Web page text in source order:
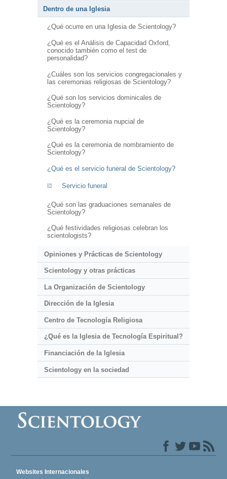
Dentro de una Iglesia
¿Qué ocurre en una Iglesia de Scientology?
¿Qué es el Análisis de Capacidad Oxford,
conocido también como el test de
personalidad?
¿Cuáles son los servicios congregacionales y
las ceremonias religiosas de Scientology?
¿Qué son los servicios dominicales de
Scientology?
¿Qué es la ceremonia nupcial de
Scientology?
¿Qué es la ceremonia de nombramiento de
Scientology?
¿Qué es el servicio funeral de Scientology?
Servicio funeral
¿Qué son las graduaciones semanales de
Scientology?
¿Qué festividades religiosas celebran los
scientologists?
Opiniones y Prácticas de Scientology
Scientology y otras prácticas
La Organización de Scientology
Dirección de la Iglesia
Centro de Tecnología Religiosa
¿Qué es la Iglesia de Tecnología Espiritual?
Financiación de la Iglesia
Scientology en la sociedad
Websites Internacionales